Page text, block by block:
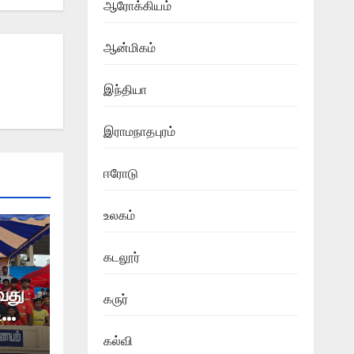
ஆரோக்கியம்
ஆன்மிகம்
இந்தியா
இராமநாதபுரம்
ஈரோடு
உலகம்
கடலூர்
கருர்
கல்வி